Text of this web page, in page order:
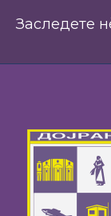
Заследете